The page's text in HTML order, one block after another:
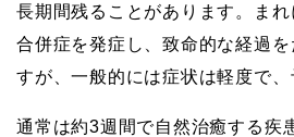
長期間残ることがあります。ま
合併症を発症し、致命的な経過を
すが、一般的には症状は軽度で、
通常は約3週間で自然治癒する疾